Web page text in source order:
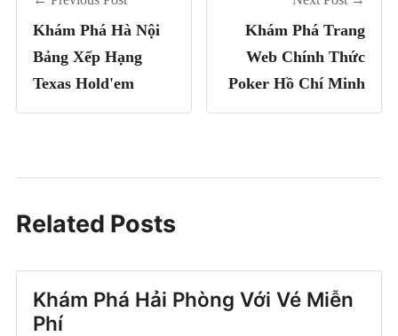
Khám Phá Hà Nội
Bảng Xếp Hạng
Texas Hold'em
Khám Phá Trang
Web Chính Thức
Poker Hồ Chí Minh
Related Posts
Khám Phá Hải Phòng Với Vé Miễn
Phí